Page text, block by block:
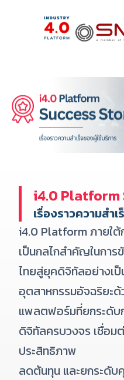
i4.0 Platform
เรื่องราวความสำ
i4.0 Platform ภายใต้
เป็นกลไกสำคัญในกา
ไทยสู่ยุคดิจิทัลอย่างเ
อุตสาหกรรมอัจฉริยะ
แพลตฟอร์มที่ยกระดับ
ดิจิทัลครบวงจร เชื่อม
ประสิทธิภาพ
ลดต้นทุน และยกระดั